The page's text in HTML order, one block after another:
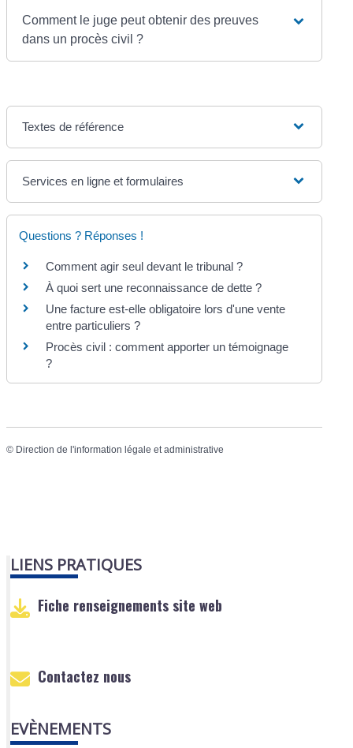
Comment le juge peut obtenir des preuves
dans un procès civil ?
Textes de référence
Services en ligne et formulaires
Questions ? Réponses !
Comment agir seul devant le tribunal ?
À quoi sert une reconnaissance de dette ?
Une facture est-elle obligatoire lors d'une vente
entre particuliers ?
Procès civil : comment apporter un témoignage
?
© Direction de l'information légale et administrative
LIENS PRATIQUES
Fiche renseignements site web
Contactez nous
EVÈNEMENTS